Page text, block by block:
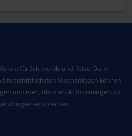
für Schmieröle und -fette. Dank
fortschrittlichsten Mischanlagen können
anbieten, die allen Anforderungen an
entsprechen.